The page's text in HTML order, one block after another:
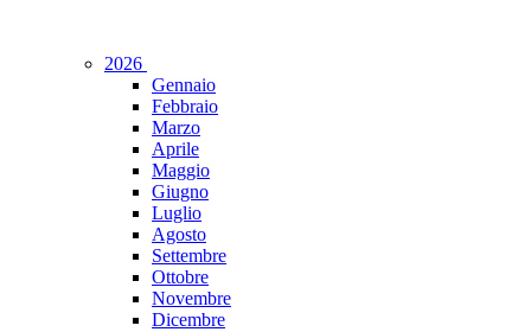
2026
Gennaio
Febbraio
Marzo
Aprile
Maggio
Giugno
Luglio
Agosto
Settembre
Ottobre
Novembre
Dicembre